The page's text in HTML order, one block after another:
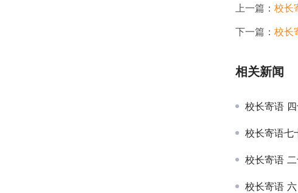
上一篇： 校长
下一篇： 校长
相关新闻
校长寄语
校长寄语七
校长寄语
校长寄语 六